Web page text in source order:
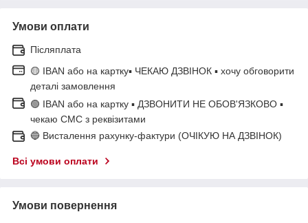
Умови оплати
Післяплата
🟡 IBAN або на картку▪ ЧЕКАЮ ДЗВІНОК ▪ хочу обговорити
деталі замовлення
🟢 IBAN або на картку ▪ ДЗВОНИТИ НЕ ОБОВ'ЯЗКОВО ▪
чекаю СМС з реквізитами
🔵 Висталення рахунку-фактури (ОЧІКУЮ НА ДЗВІНОК)
Всі умови оплати
Умови повернення